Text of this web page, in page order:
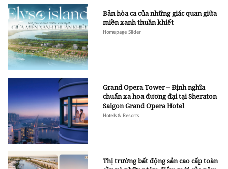
Bản hòa ca của những giác quan giữa
miền xanh thuần khiết
Homepage Slider
Grand Opera Tower – Định nghĩa
chuẩn xa hoa đương đại tại Sheraton
Saigon Grand Opera Hotel
Hotels & Resorts
Thị trường bất động sản cao cấp toàn